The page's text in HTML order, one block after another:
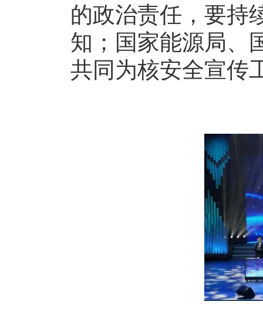
的政治责任，要持
知；国家能源局、
共同为核安全宣传